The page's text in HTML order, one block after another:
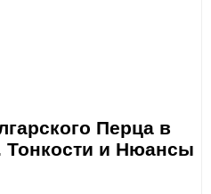
Перца в
Тонкости и Нюансы